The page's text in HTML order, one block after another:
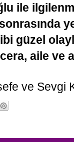
ile
güzel
aile ve
ve Sevgi